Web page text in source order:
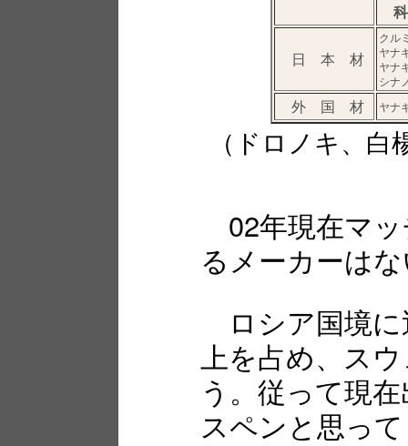
日 本 材
クル
ヤナ
ヤナ
シナ
外 国 材 ヤナ
（ドロノキ、
02年現在マ
るメーカーは
ロシア国境に
上を占め、ス
う。従って現
スペンと思っ